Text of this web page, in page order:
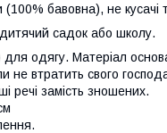
бавовна), не кусачі
дитячий садок або школу.
одягу. Матеріал
не втратить свого
речі замість зношених.